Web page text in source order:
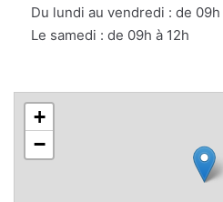
Du lundi au vendredi : de 09h
Le samedi : de 09h à 12h
+
−